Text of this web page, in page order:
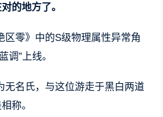
的地方了。
区零》中的S级物理属性异常角
调”上线。
无名氏，与这位游走于黑白两道
称。